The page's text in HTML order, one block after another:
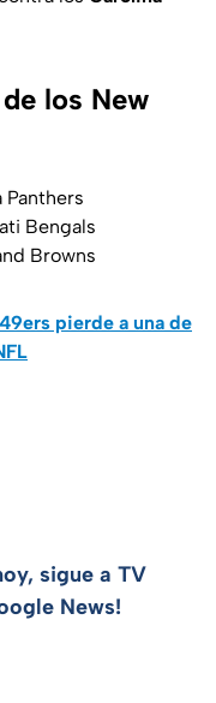
los New
Panthers
Bengals
Browns
pierde a una de
sigue a TV
News!